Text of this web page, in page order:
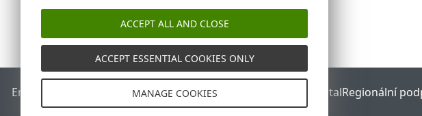
End of Life ESET Databáze znalostíESET Forum ESET Status PortalRegionální
ACCEPT ALL AND CLOSE
ACCEPT ESSENTIAL COOKIES ONLY
MANAGE COOKIES